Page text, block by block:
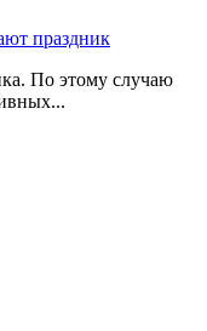
праздник
По этому случаю